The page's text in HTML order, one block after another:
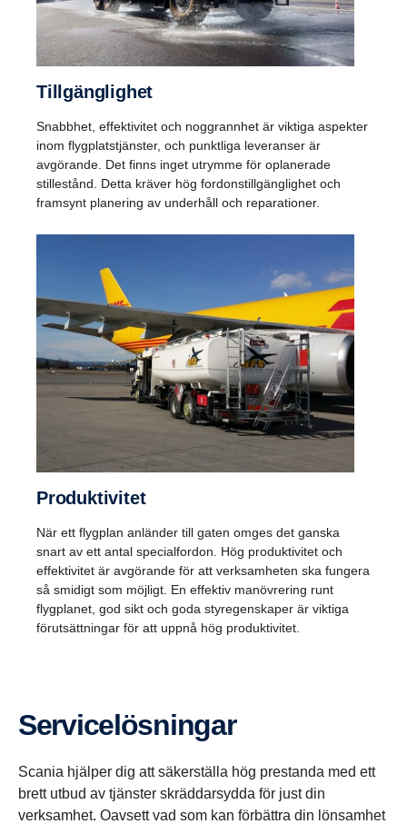
Tillgäng­lighet
Snabbhet, effektivitet och noggrannhet är viktiga aspekter
inom flygplatstjänster, och punktliga leveranser är
avgörande. Det finns inget utrymme för oplanerade
stillestånd. Detta kräver hög fordonstillgänglighet och
framsynt planering av underhåll och reparationer.
Produk­ti­vitet
När ett flygplan anländer till gaten omges det ganska
snart av ett antal specialfordon. Hög produktivitet och
effektivitet är avgörande för att verksamheten ska fungera
så smidigt som möjligt. En effektiv manövrering runt
flygplanet, god sikt och goda styregenskaper är viktiga
förutsättningar för att uppnå hög produktivitet.
Service­lös­ningar
Scania hjälper dig att säkerställa hög prestanda med ett
brett utbud av tjänster skräddarsydda för just din
verksamhet. Oavsett vad som kan förbättra din lönsamhet